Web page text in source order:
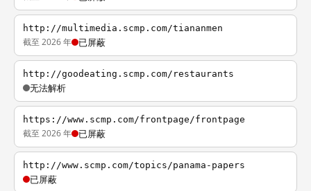
http://multimedia.scmp.com/tiananmen
截至 2026 年 已屏蔽
http://goodeating.scmp.com/restaurants
无法解析
https://www.scmp.com/frontpage/frontpage
截至 2026 年 已屏蔽
http://www.scmp.com/topics/panama-papers
已屏蔽